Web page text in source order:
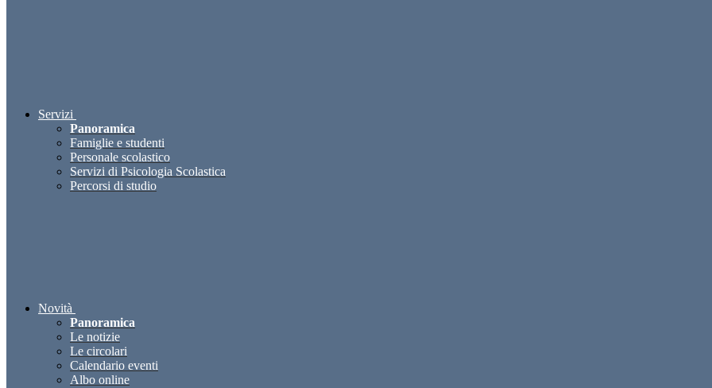
Servizi
Panoramica
Famiglie e studenti
Personale scolastico
Servizi di Psicologia Scolastica
Percorsi di studio
Novità
Panoramica
Le notizie
Le circolari
Calendario eventi
Albo online